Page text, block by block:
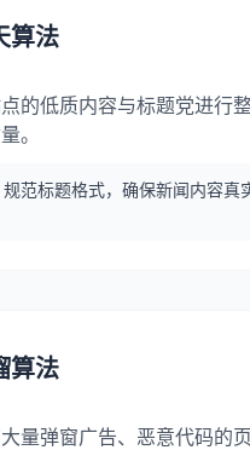
算法
的低质内容与标题党进行
。
范标题格式，确保新闻内容真
算法
量弹窗广告、恶意代码的